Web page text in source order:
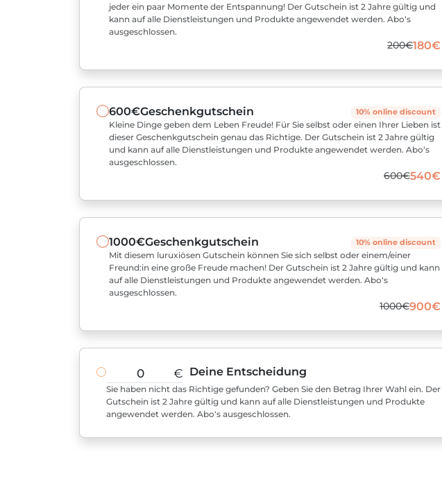
jeder ein paar Momente der Entspannung! Der Gutschein ist 2 Jahre gültig und
kann auf alle Dienstleistungen und Produkte angewendet werden. Abo‘s
ausgeschlossen.
200€180€
600€Geschenkgutschein 10% online discount
Kleine Dinge geben dem Leben Freude! Für Sie selbst oder einen Ihrer Lieben ist
dieser Geschenkgutschein genau das Richtige. Der Gutschein ist 2 Jahre gültig
und kann auf alle Dienstleistungen und Produkte angewendet werden. Abo‘s
ausgeschlossen.
600€540€
1000€Geschenkgutschein 10% online discount
Mit diesem luruxiösen Gutschein können Sie sich selbst oder einem/einer
Freund:in eine große Freude machen! Der Gutschein ist 2 Jahre gültig und kann
auf alle Dienstleistungen und Produkte angewendet werden. Abo‘s
ausgeschlossen.
1000€900€
€ Deine Entscheidung
Sie haben nicht das Richtige gefunden? Geben Sie den Betrag Ihrer Wahl ein. Der
Gutschein ist 2 Jahre gültig und kann auf alle Dienstleistungen und Produkte
angewendet werden. Abo‘s ausgeschlossen.